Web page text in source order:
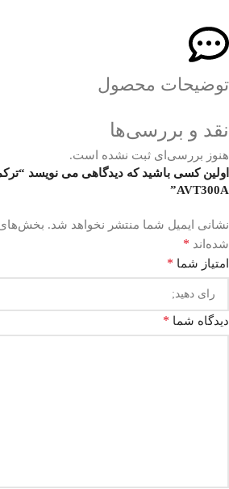
توضیحات محصول
نقد و بررسی‌ها
هنوز بررسی‌ای ثبت نشده است.
اولین کسی باشید که دیدگاهی می نویسد
AVT300A”
نشانی ایمیل شما منتشر نخواهد شد. بخش‌های
شده‌اند *
امتیاز شما *
دیدگاه شما *